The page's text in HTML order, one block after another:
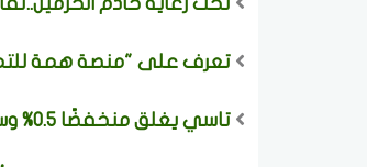
تحت رعاية خادم
تعرف على "منصة همة
تاسي يغلق منخفضًا 0.5% وسط تراجع أسهم 207 شركات والقيمة المتداولة 2.72 مليار ريال